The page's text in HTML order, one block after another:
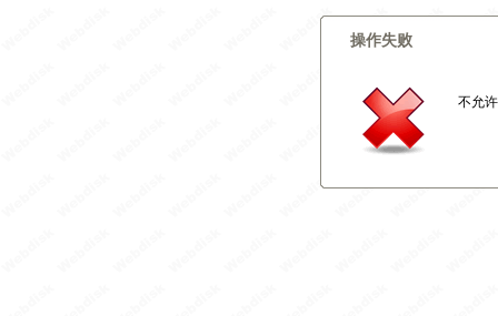
操作失败
不允